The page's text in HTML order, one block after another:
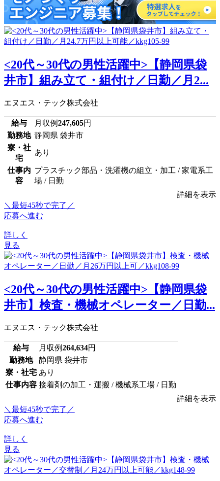
<20代～30代の男性活躍中>【静岡県袋
井市】組み立て・組付け／日勤／月2...
エヌエス・テック株式会社
給与 月収例247,605円
勤務地 静岡県 袋井市
寮・社
宅
あり
仕事内
容
プラスチック部品・洗濯機の組立・加工 / 家電系工
場 / 日勤
詳細を表示
＼最短45秒で完了／
応募へ進む
詳しく
見る
<20代～30代の男性活躍中>【静岡県袋
井市】検査・機械オペレーター／日勤...
エヌエス・テック株式会社
給与 月収例264,634円
勤務地
静岡県 袋井市
寮・社宅 あり
仕事内容 接着剤の加工・運搬 / 機械系工場 / 日勤
詳細を表示
＼最短45秒で完了／
応募へ進む
詳しく
見る